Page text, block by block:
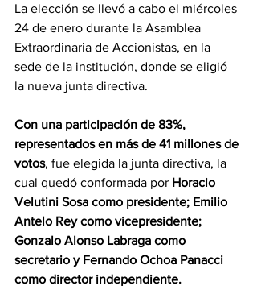
La elección se llevó a cabo el miércoles
24 de enero durante la Asamblea
Extraordinaria de Accionistas, en la
sede de la institución, donde se eligió
la nueva junta directiva.
Con una participación de 83%,
representados en más de 41 millones de
votos, fue elegida la junta directiva, la
cual quedó conformada por Horacio
Velutini Sosa como presidente; Emilio
Antelo Rey como vicepresidente;
Gonzalo Alonso Labraga como
secretario y Fernando Ochoa Panacci
como director independiente.